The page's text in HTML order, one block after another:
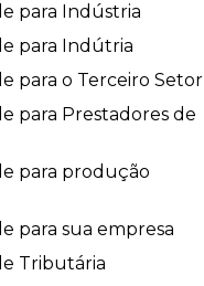
para Indústria
para Indútria
para o Terceiro Setor
para Prestadores de
para produção
para sua empresa
Tributária